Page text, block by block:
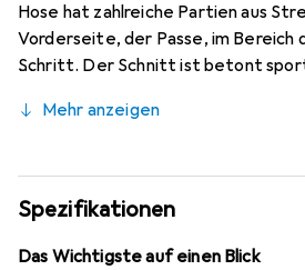
Hose hat zahlreiche Partien aus
Vorderseite, der Passe, im Bereich
Schritt. Der Schnitt ist betont
Stretch verstärkt. Für ausreichend
eine innenliegende Handytasche.
ebenfalls mit Cordura® verstärkt.
Sichtbarkeit gibt es reflektierende
Mehr anzeigen
Spezifikationen
Das Wichtigste auf einen Blick